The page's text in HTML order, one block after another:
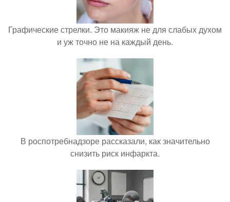
Графические стрелки. Это макияж не для слабых духом
и уж точно не на каждый день.
В роспотребнадзоре рассказали, как значительно
снизить риск инфаркта.